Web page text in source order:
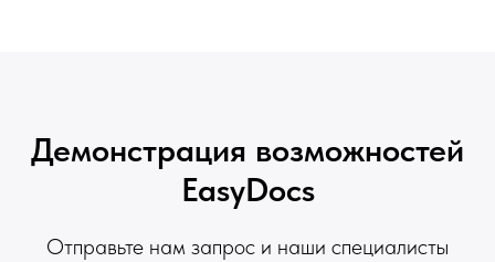
Демонстрация возможностей
EasyDocs
Отправьте нам запрос и наши специалисты